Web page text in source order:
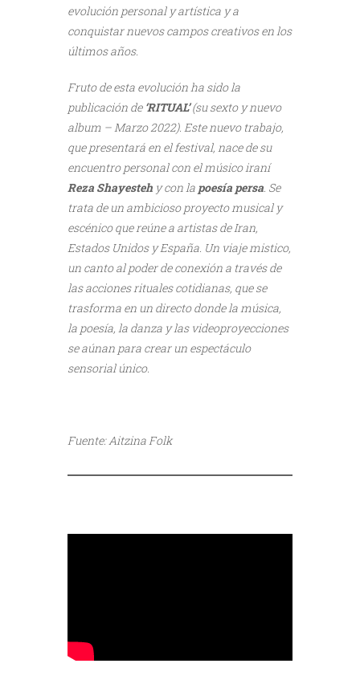
evolución personal y artística y a
conquistar nuevos campos creativos en los
últimos años.
Fruto de esta evolución ha sido la
publicación de ‘RITUAL’(su sexto y nuevo
album – Marzo 2022). Este nuevo trabajo,
que presentará en el festival, nace de su
encuentro personal con el músico iraní
Reza Shayesteh y con la poesía persa. Se
trata de un ambicioso proyecto musical y
escénico que reúne a artistas de Iran,
Estados Unidos y España. Un viaje mistico,
un canto al poder de conexión a través de
las acciones rituales cotidianas, que se
trasforma en un directo donde la música,
la poesía, la danza y las videoproyecciones
se aúnan para crear un espectáculo
sensorial único.
Fuente: Aitzina Folk